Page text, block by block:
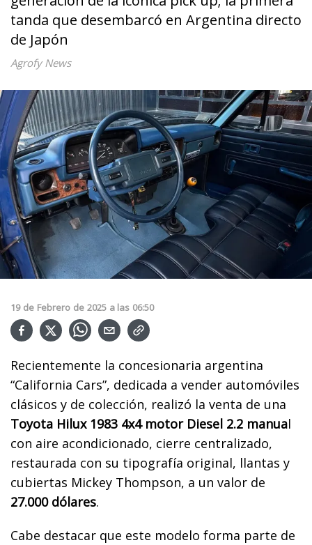
tanda que desembarcó en Argentina directo
de Japón
Agrofy News
19 de Febrero de 2025 a las 06:50
Recientemente la concesionaria argentina
“California Cars”, dedicada a vender automóviles
clásicos y de colección, realizó la venta de una
Toyota Hilux 1983 4x4 motor Diesel 2.2 manual
con aire acondicionado, cierre centralizado,
restaurada con su tipografía original, llantas y
cubiertas Mickey Thompson, a un valor de
27.000 dólares.
Cabe destacar que este modelo forma parte de